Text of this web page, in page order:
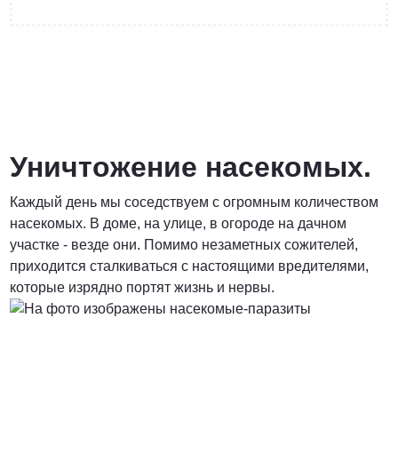
Договорная
ПОЗВОНИТЬ
Уничтожение насекомых.
Каждый день мы соседствуем с огромным количеством
насекомых. В доме, на улице, в огороде на дачном
участке - везде они. Помимо незаметных сожителей,
приходится сталкиваться с настоящими вредителями,
которые изрядно портят жизнь и нервы.